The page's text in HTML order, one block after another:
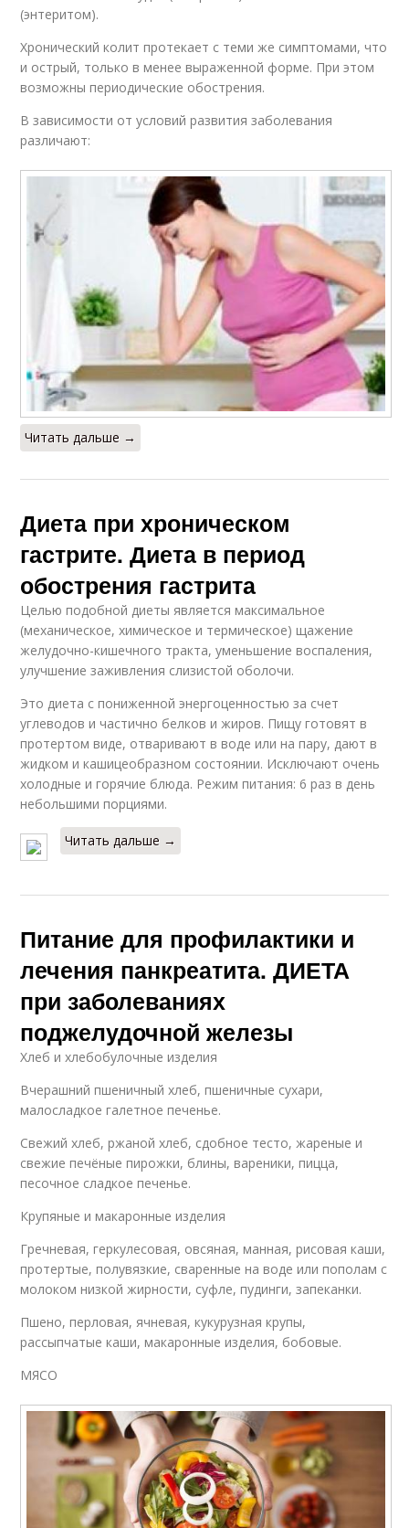
(энтеритом).
Хронический колит протекает с теми же симптомами, что
и острый, только в менее выраженной форме. При этом
возможны периодические обострения.
В зависимости от условий развития заболевания
различают:
Читать дальше →
Диета при хроническом
гастрите. Диета в период
обострения гастрита
Целью подобной диеты является максимальное
(механическое, химическое и термическое) щажение
желудочно-кишечного тракта, уменьшение воспаления,
улучшение заживления слизистой оболочи.
Это диета с пониженной энергоценностью за счет
углеводов и частично белков и жиров. Пищу готовят в
протертом виде, отваривают в воде или на пару, дают в
жидком и кашицеобразном состоянии. Исключают очень
холодные и горячие блюда. Режим питания: 6 раз в день
небольшими порциями.
Читать дальше →
Питание для профилактики и
лечения панкреатита. ДИЕТА
при заболеваниях
поджелудочной железы
Хлеб и хлебобулочные изделия
Вчерашний пшеничный хлеб, пшеничные сухари,
малосладкое галетное печенье.
Свежий хлеб, ржаной хлеб, сдобное тесто, жареные и
свежие печёные пирожки, блины, вареники, пицца,
песочное сладкое печенье.
Крупяные и макаронные изделия
Гречневая, геркулесовая, овсяная, манная, рисовая каши,
протертые, полувязкие, сваренные на воде или пополам с
молоком низкой жирности, суфле, пудинги, запеканки.
Пшено, перловая, ячневая, кукурузная крупы,
рассыпчатые каши, макаронные изделия, бобовые.
МЯСО